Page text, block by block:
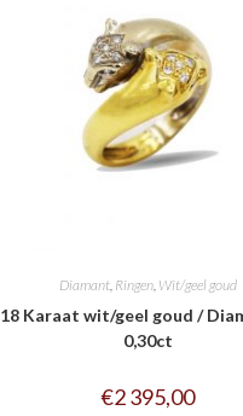
Diamant, Ringen, Wit/geel goud
18 Karaat wit/geel goud /
0,30ct
€2 395,00